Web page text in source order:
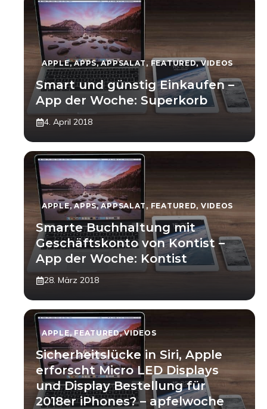
APPLE,APPS,APPSALAT , FEATURED,VIDEOS
Smart und günstig Einkaufen –
App der Woche: Superkorb
4. April 2018
APPLE,APPS,APPSALAT,FEATURED,VIDEOS
Smarte Buchhaltung mit
Geschäftskonto von Kontist –
App der Woche: Kontist
28. März 2018
APPLE,FEATURED,VIDEOS
Sicherheitslücke in Siri, Apple
erforscht Micro LED Displays
und Display Bestellung für
2018er iPhones? – apfelwoche